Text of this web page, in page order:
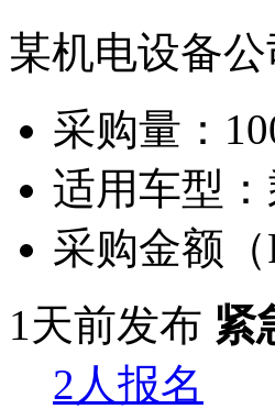
某机电设备公
采购量：
适用车型：
采购金额（
1天前发布 紧
2人报名